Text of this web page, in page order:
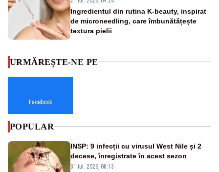
Ingredientul din rutina K-beauty, inspirat
de microneedling, care îmbunătățește
textura pielii
URMĂREȘTE-NE PE
Facebook
POPULAR
INSP: 9 infecții cu virusul West Nile și 2
decese, înregistrate în acest sezon
31 iul. 2026, 08:13